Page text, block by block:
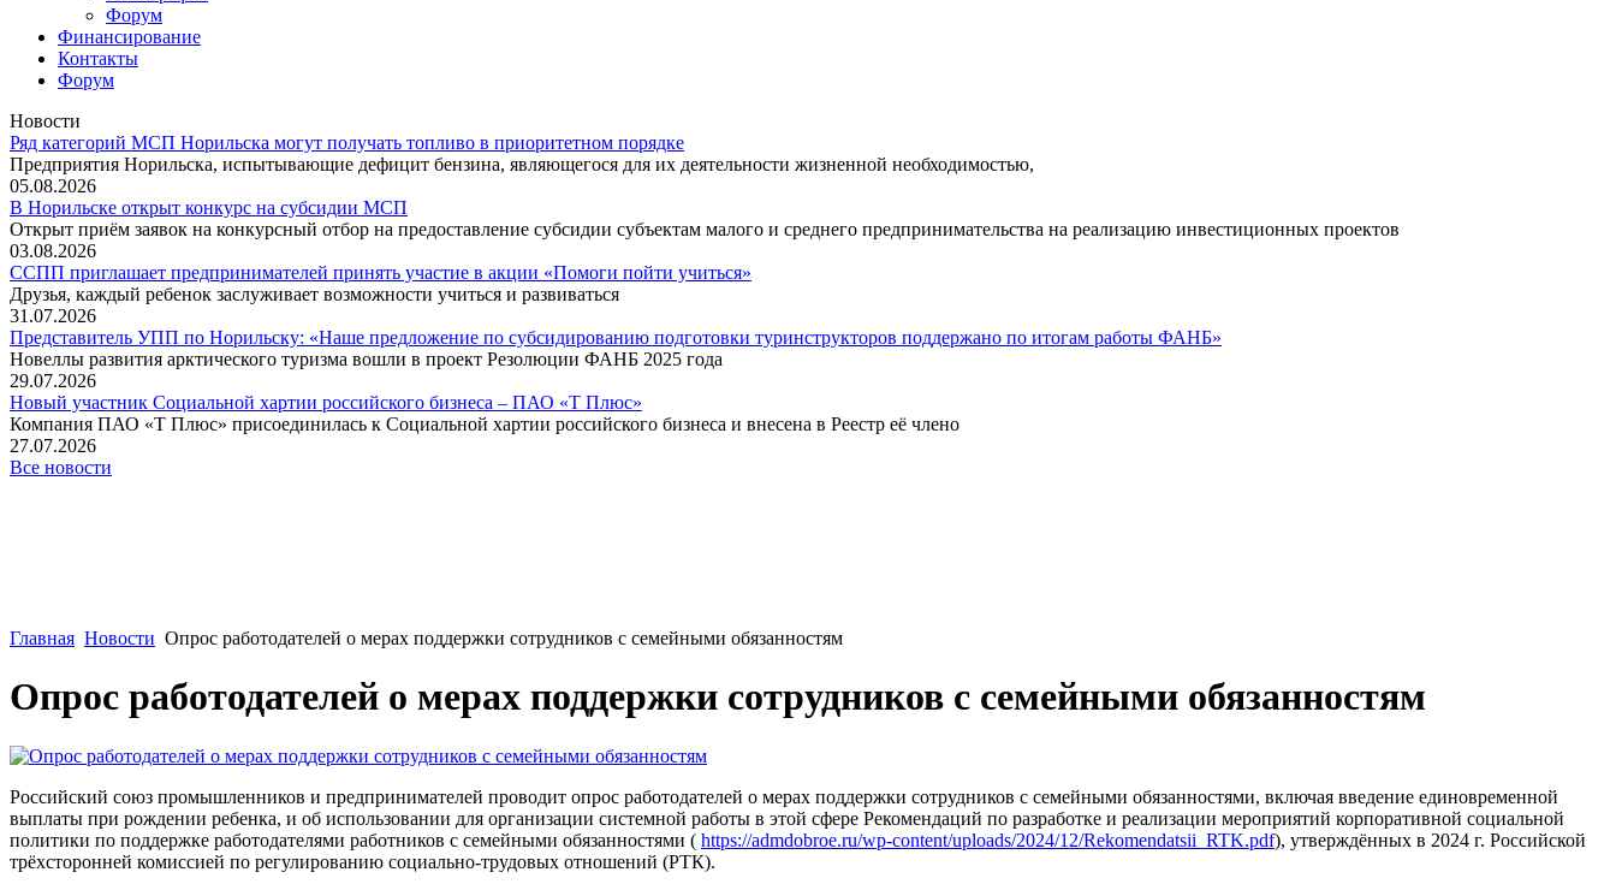
Форум
Финансирование
Контакты
Форум
Новости
Ряд категорий МСП Норильска могут получать топливо в приоритетном порядке
Предприятия Норильска, испытывающие дефицит бензина, являющегося для их деятельности жизненной необходимостью,
05.08.2026
В Норильске открыт конкурс на субсидии МСП
Открыт приём заявок на конкурсный отбор на предоставление субсидии субъектам малого и среднего предпринимательства на реализацию инвестиционных проектов
03.08.2026
ССПП приглашает предпринимателей принять участие в акции «Помоги пойти учиться»
Друзья, каждый ребенок заслуживает возможности учиться и развиваться
31.07.2026
Представитель УПП по Норильску: «Наше предложение по субсидированию подготовки туринструкторов поддержано по итогам работы ФАНБ»
Новеллы развития арктического туризма вошли в проект Резолюции ФАНБ 2025 года
29.07.2026
Новый участник Социальной хартии российского бизнеса – ПАО «Т Плюс»
Компания ПАО «Т Плюс» присоединилась к Социальной хартии российского бизнеса и внесена в Реестр её члено
27.07.2026
Все новости
Главная Новости Опрос работодателей о мерах поддержки сотрудников с семейными обязанностям
Опрос работодателей о мерах поддержки сотрудников с семейными обязанностям
Российский союз промышленников и предпринимателей проводит опрос работодателей о мерах поддержки сотрудников с семейными обязанностями, включая введение единовременной
выплаты при рождении ребенка, и об использовании для организации системной работы в этой сфере Рекомендаций по разработке и реализации мероприятий корпоративной социальной
политики по поддержке работодателями работников с семейными обязанностями ( https://admdobroe.ru/wp-content/uploads/2024/12/Rekomendatsii_RTK.pdf), утверждённых в 2024 г. Российской
трёхсторонней комиссией по регулированию социально-трудовых отношений (РТК).